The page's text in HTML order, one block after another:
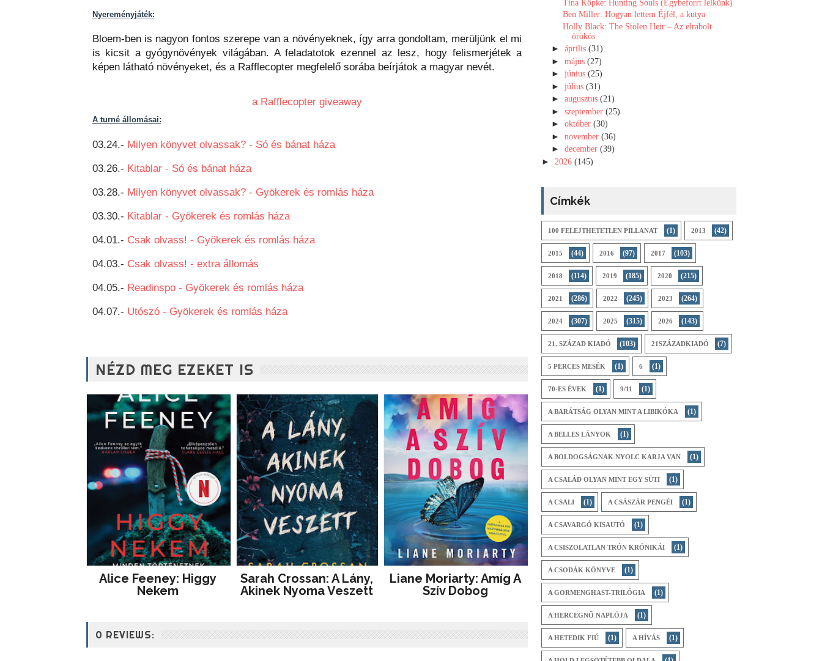
Nyereményjáték:
Bloem-ben is nagyon fontos szerepe van a növényeknek, így arra gondoltam, merüljünk el mi
is kicsit a gyógynövények világában. A feladatotok ezennel az lesz, hogy felismerjétek a
képen látható növényeket, és a Rafflecopter megfelelő sorába beírjátok a magyar nevét.
a Rafflecopter giveaway
A turné állomásai:
03.24.- Milyen könyvet olvassak? - Só és bánat háza
03.26.- Kitablar - Só és bánat háza
03.28.- Milyen könyvet olvassak? - Gyökerek és romlás háza
03.30.- Kitablar - Gyökerek és romlás háza
04.01.- Csak olvass! - Gyökerek és romlás háza
04.03.- Csak olvass! - extra állomás
04.05.- Readinspo - Gyökerek és romlás háza
04.07.- Utószó - Gyökerek és romlás háza
NÉZD MEG EZEKET IS
Alice Feeney: Higgy
Nekem
Sarah Crossan: A Lány,
Akinek Nyoma Veszett
Liane Moriarty: Amíg A
Szív Dobog
0 REVIEWS:
Tina Köpke: Hunting Souls (Egybeforrt lelkünk)
Ben Miller: Hogyan ​lettem Éjfél, a kutya
Holly Black: The Stolen Heir – Az elrabolt
örökös
►április(31)
►május(27)
►június(25)
►július(31)
►augusztus(21)
►szeptember(25)
►október(30)
►november(36)
►december(39)
► 2026 (145)
Címkék
100 FELEJTHETETLEN PILLANAT (1) 2013 (42)
2015 (44) 2016 (97) 2017 (103)
2018 (114) 2019 (185) 2020 (215)
2021 (286) 2022 (245) 2023 (264)
2024 (307) 2025 (315) 2026 (143)
21. SZÁZAD KIADÓ (103) 21SZÁZADKIADÓ (7)
5 PERCES MESÉK (1) 6 (1)
70-ES ÉVEK (1) 9/11 (1)
A BARÁTSÁG OLYAN MINT A LIBIKÓKA (1)
A BELLES LÁNYOK (1)
A BOLDOGSÁGNAK NYOLC KARJA VAN (1)
A CSALÁD OLYAN MINT EGY SÜTI (1)
A CSALI (1) A CSÁSZÁR PENGÉI (1)
A CSAVARGÓ KISAUTÓ (1)
A CSISZOLATLAN TRÓN KRÓNIKÁI (1)
A CSODÁK KÖNYVE (1)
A GORMENGHAST-TRILÓGIA (1)
A HERCEGNŐ NAPLÓJA (1)
A HETEDIK FIÚ (1) A HÍVÁS (1)